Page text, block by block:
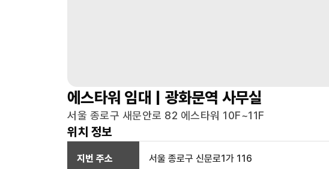
에스타워 임대 | 광화문역 사무실
서울 종로구 새문안로 82 에스타워 10F~11F
위치 정보
지번 주소 서울 종로구 신문로1가 116